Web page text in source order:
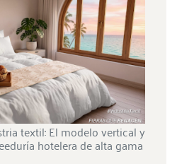
textil: El modelo vertical y
hotelera de alta gama